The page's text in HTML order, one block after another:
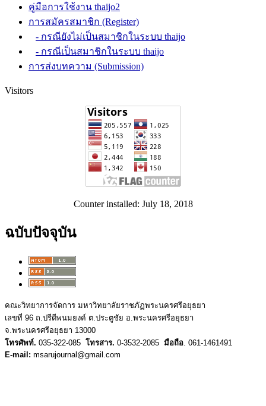
คู่มือการใช้งาน thaijo2
การสมัครสมาชิก (Register)
- กรณียังไม่เป็นสมาชิกในระบบ thaijo
- กรณีเป็นสมาชิกในระบบ thaijo
การส่งบทความ (Submission)
Visitors
Counter installed: July 18, 2018
ฉบับปัจจุบัน
คณะวิทยาการจัดการ มหาวิทยาลัยราชภัฏพระนครศรีอยุธยา
เลขที่ 96 ถ.ปรีดีพนมยงค์ ต.ประตูชัย อ.พระนครศรีอยุธยา
จ.พระนครศรีอยุธยา 13000
โทรศัพท์. 035-322-085 โทรสาร. 0-3532-2085 มือถือ. 061-1461491
E-mail: msarujournal@gmail.com